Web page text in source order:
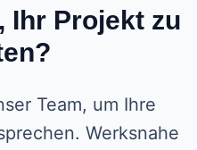
Ihr Projekt zu
Team, um Ihre
Werksnahe